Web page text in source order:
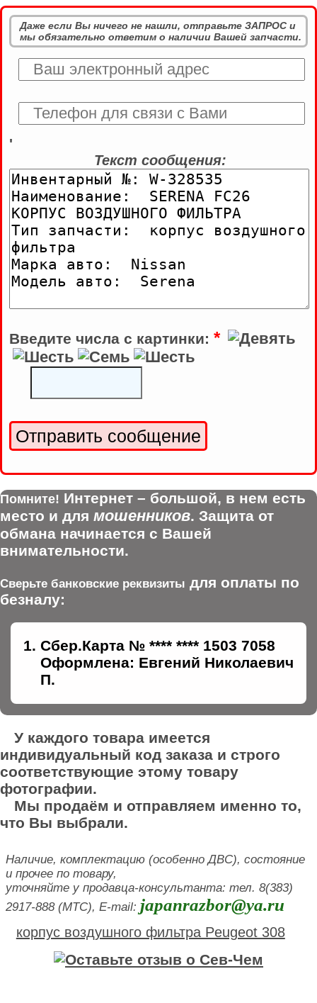
Даже если Вы ничего не нашли, отправьте ЗАПРОС и
мы обязательно ответим о наличии Вашей запчасти.
'
Текст сообщения:
Введите числа с картинки: *
Помните! Интернет – большой, в нем есть
место и для мошенников. Защита от
обмана начинается с Вашей
внимательности.
Сверьте банковские реквизиты для оплаты по
безналу:
Сбер.Карта № **** **** 1503 7058
Оформлена: Евгений Николаевич
П.
У каждого товара имеется
индивидуальный код заказа и строго
соответствующие этому товару
фотографии.
Мы продаём и отправляем именно то,
что Вы выбрали.
Наличие, комплектацию (особенно ДВС), состояние
и прочее по товару,
уточняйте у продавца-консультанта: тел. 8(383)
2917-888 (МТС), E-mail: japanrazbor@ya.ru
корпус воздушного фильтра Peugeot 308